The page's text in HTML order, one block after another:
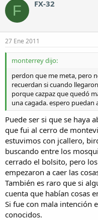
F FX-32
27 Ene 2011
monterrey dijo:
perdon que me meta, pero
recuerdan si cuando
porque cazpaz que quedó
una cagada. espero puedan
Puede ser si que se haya
que fui al cerro de
estuvimos con jcallero,
buscando entre los
cerrado el bolsito, pero
empezaron a caer las
También es raro que si
cuenta que habían cosas
Si fue con mala intención
conocidos.